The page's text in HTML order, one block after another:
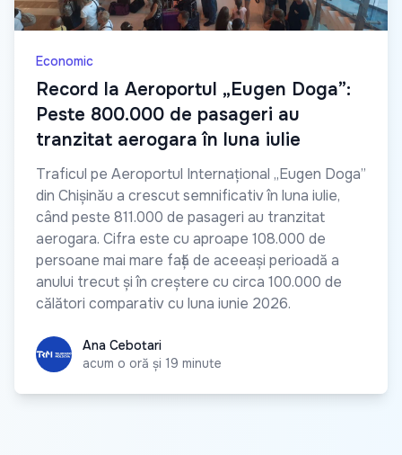
Economic
Record la Aeroportul „Eugen Doga”:
Peste 800.000 de pasageri au
tranzitat aerogara în luna iulie
Traficul pe Aeroportul Internațional „Eugen Doga”
din Chișinău a crescut semnificativ în luna iulie,
când peste 811.000 de pasageri au tranzitat
aerogara. Cifra este cu aproape 108.000 de
persoane mai mare față de aceeași perioadă a
anului trecut și în creștere cu circa 100.000 de
călători comparativ cu luna iunie 2026.
Ana CebotariAna Cebotari
acum o oră și 19 minute